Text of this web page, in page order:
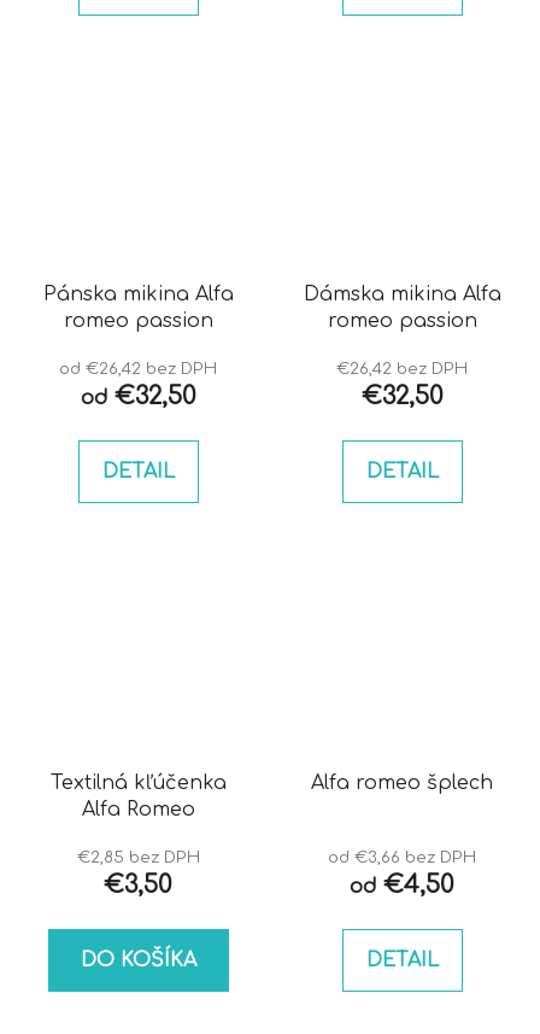
Pánska mikina Alfa
romeo passion
od €26,42 bez DPH
od€32,50
DETAIL
Dámska mikina Alfa
romeo passion
€26,42 bez DPH
€32,50
DETAIL
Textilná kľúčenka
Alfa Romeo
€2,85 bez DPH
€3,50
DO KOŠÍKA
Alfa romeo šplech
od €3,66 bez DPH
od €4,50
DETAIL